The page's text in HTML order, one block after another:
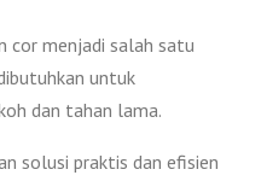
cor menjadi salah satu
untuk
dan tahan lama.
solusi praktis dan efisien